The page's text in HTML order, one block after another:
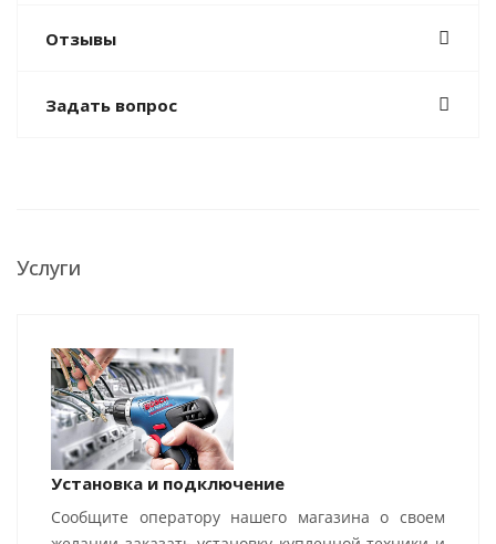
Отзывы
Задать вопрос
Услуги
Установка и подключение
Сообщите оператору нашего магазина о своем